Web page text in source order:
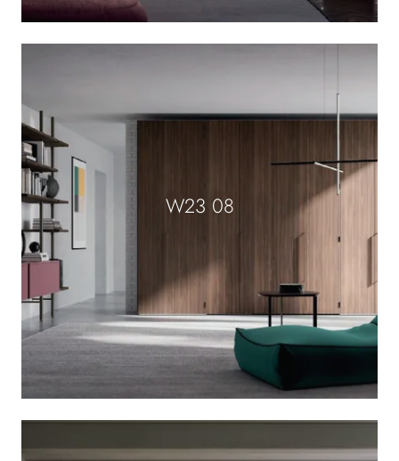
W23 08